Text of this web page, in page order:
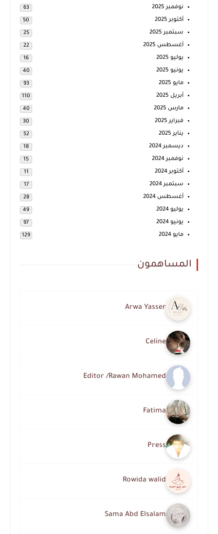
نوفمبر 2025 63
أكتوبر 2025 50
سبتمبر 2025 25
أغسطس 2025 22
يوليو 2025 16
يونيو 2025 40
مايو 2025 93
أبريل 2025 110
مارس 2025 40
فبراير 2025 30
يناير 2025 52
ديسمبر 2024 18
نوفمبر 2024 15
أكتوبر 2024 11
سبتمبر 2024 17
أغسطس 2024 28
يوليو 2024 49
يونيو 2024 97
مايو 2024 129
المساهمون
Arwa Yasser
Celine
Editor /Rawan Mohamed
Fatima
Press
Rowida walid
Sama Abd Elsalam